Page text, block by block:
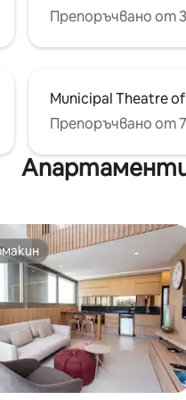
Препоръчвано от
Municipal Theatre of
Препоръчвано от
Апартаменти